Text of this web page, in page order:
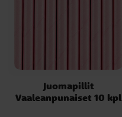
Juomapillit
Vaaleanpunaiset 10 kpl